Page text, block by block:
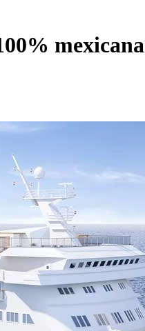
mexicana